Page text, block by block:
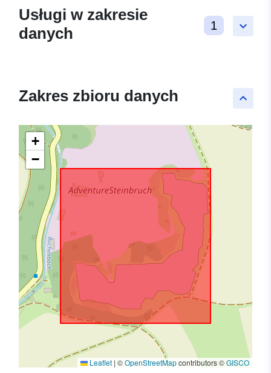
keyboard_arrow_down
Usługi w zakresie
danych
1
keyboard_arrow_up
Zakres zbioru danych
+
−
Leaflet | ©OpenStreetMapcontributors ©GISCO